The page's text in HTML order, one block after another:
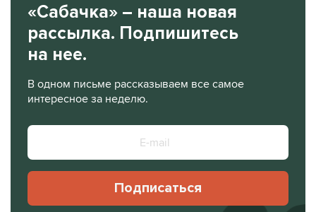
«Сабачка» – наша новая
рассылка. Подпишитесь
на нее.
В одном письме рассказываем все самое
интересное за неделю.
Подписаться